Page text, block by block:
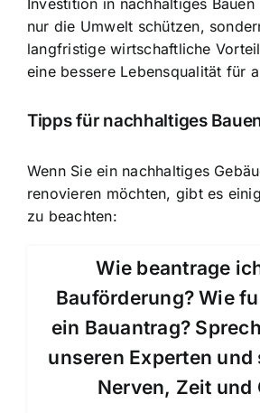
nur die Umwelt schützen,
langfristige wirtschaftliche
eine bessere Lebensqualität für
Tipps für nachhaltiges
Wenn Sie ein nachhaltiges
renovieren möchten, gibt es
zu beachten:
Wie beantrage
Bauförderung? Wie
ein Bauantrag?
unseren Experten und
Nerven, Zeit und